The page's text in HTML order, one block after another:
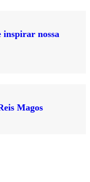
inspirar nossa
Magos